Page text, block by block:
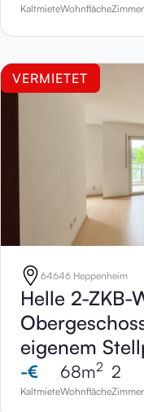
KaltmieteWohnflächeZimmer
VERMIETET
64646 Heppenheim
Helle 2-ZKB-
eigenem
-€
Kaltmiete
68m2
Wohnfläche
2
Zimmer